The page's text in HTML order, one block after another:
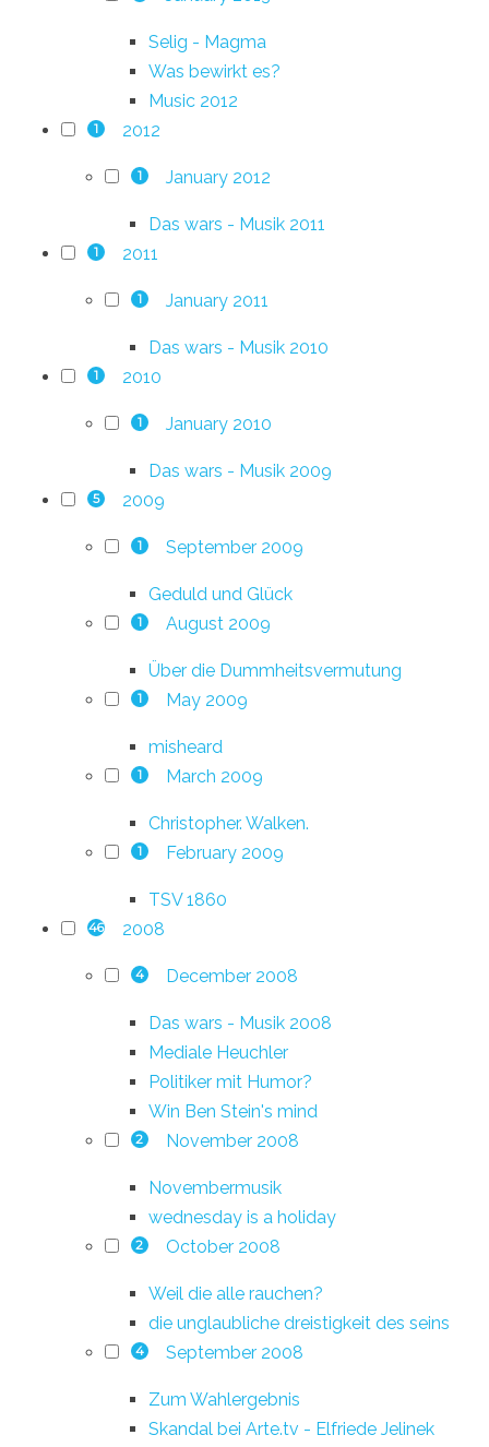
Selig - Magma
Was bewirkt es?
Music 2012
1 2012
1 January 2012
Das wars - Musik 2011
1 2011
1 January 2011
Das wars - Musik 2010
1 2010
1 January 2010
Das wars - Musik 2009
5 2009
1 September 2009
Geduld und Glück
1 August 2009
Über die Dummheitsvermutung
1 May 2009
misheard
1 March 2009
Christopher. Walken.
1 February 2009
TSV 1860
46 2008
4 December 2008
Das wars - Musik 2008
Mediale Heuchler
Politiker mit Humor?
Win Ben Stein's mind
2 November 2008
Novembermusik
wednesday is a holiday
2 October 2008
Weil die alle rauchen?
die unglaubliche dreistigkeit des seins
4 September 2008
Zum Wahlergebnis
Skandal bei Arte.tv - Elfriede Jelinek